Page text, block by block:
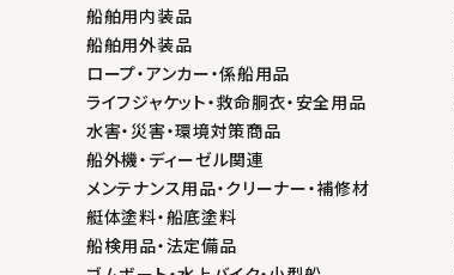
船舶用内装品
船舶用外装品
ロープ・アンカー・係船用品
ライフジャケット・救命胴衣・安全用品
水害・災害・環境対策商品
船外機・ディーゼル関連
メンテナンス用品・クリーナー・補修材
艇体塗料・船底塗料
船検用品・法定備品